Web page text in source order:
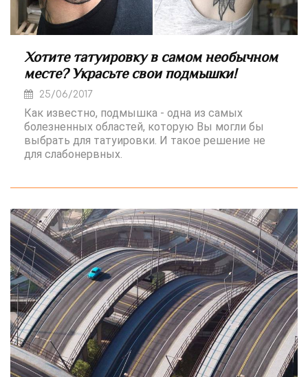
Хотите татуировку в самом необычном
месте? Украсьте свои подмышки!
25/06/2017
Как известно, подмышка - одна из самых
болезненных областей, которую Вы могли бы
выбрать для татуировки. И такое решение не
для слабонервных.